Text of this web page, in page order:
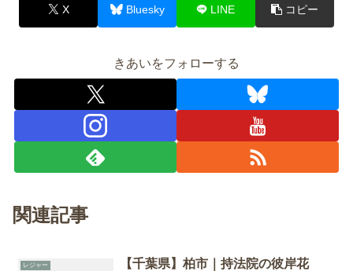
X Bluesky LINE コピー
きあいをフォローする
関連記事
レジャー
【千葉県】柏市｜持法院の彼岸花